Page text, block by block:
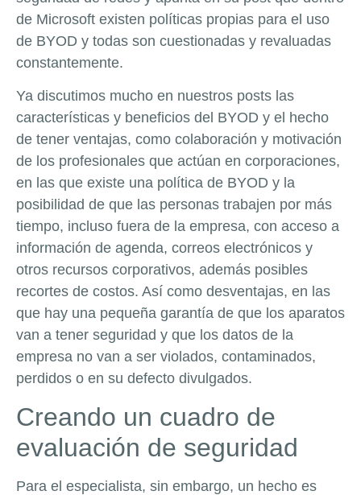
de Microsoft existen políticas propias para el uso
de BYOD y todas son cuestionadas y revaluadas
constantemente.
Ya discutimos mucho en nuestros posts las
características y beneficios del BYOD y el hecho
de tener ventajas, como colaboración y motivación
de los profesionales que actúan en corporaciones,
en las que existe una política de BYOD y la
posibilidad de que las personas trabajen por más
tiempo, incluso fuera de la empresa, con acceso a
información de agenda, correos electrónicos y
otros recursos corporativos, además posibles
recortes de costos. Así como desventajas, en las
que hay una pequeña garantía de que los aparatos
van a tener seguridad y que los datos de la
empresa no van a ser violados, contaminados,
perdidos o en su defecto divulgados.
Creando un cuadro de
evaluación de seguridad
Para el especialista, sin embargo, un hecho es